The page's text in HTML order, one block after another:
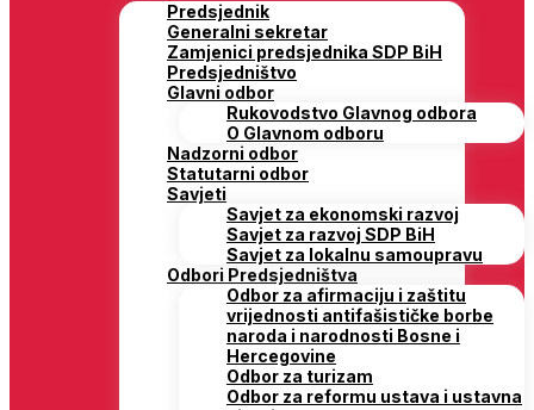
Predsjednik
Generalni sekretar
Zamjenici predsjednika SDP BiH
Predsjedništvo
Glavni odbor
Rukovodstvo Glavnog odbora
O Glavnom odboru
Nadzorni odbor
Statutarni odbor
Savjeti
Savjet za ekonomski razvoj
Savjet za razvoj SDP BiH
Savjet za lokalnu samoupravu
Odbori Predsjedništva
Odbor za afirmaciju i zaštitu
vrijednosti antifašističke borbe
naroda i narodnosti Bosne i
Hercegovine
Odbor za turizam
Odbor za reformu ustava i ustavna